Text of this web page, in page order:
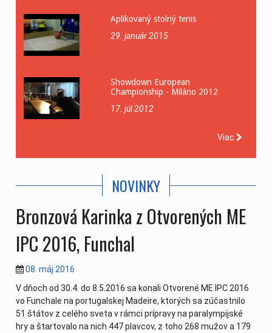
Aplikovaný stolný tenis
29. január 2015
Showdown European
Championship - Miláno 2012
17. júl 2012
Viac
NOVINKY
Bronzová Karinka z Otvorených ME
IPC 2016, Funchal
08. máj 2016
V dňoch od 30.4. do 8.5.2016 sa konali Otvorené ME IPC 2016
vo Funchale na portugalskej Madeire, ktorých sa zúčastnilo
51 štátov z celého sveta v rámci prípravy na paralympijské
hry a štartovalo na nich 447 plavcov, z toho 268 mužov a 179